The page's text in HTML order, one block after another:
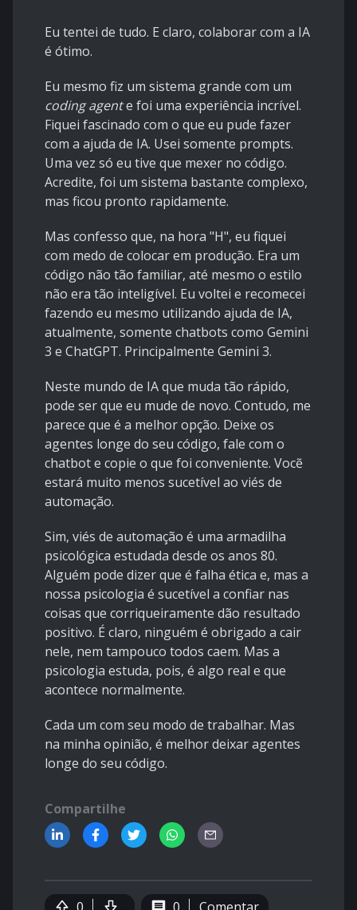
Eu tentei de tudo. E claro, colaborar com a IA
é ótimo.
Eu mesmo fiz um sistema grande com um
coding agente foi uma experiência incrível.
Fiquei fascinado com o que eu pude fazer
com a ajuda de IA. Usei somente prompts.
Uma vez só eu tive que mexer no código.
Acredite, foi um sistema bastante complexo,
mas ficou pronto rapidamente.
Mas confesso que, na hora "H", eu fiquei
com medo de colocar em produção. Era um
código não tão familiar, até mesmo o estilo
não era tão inteligível. Eu voltei e recomecei
fazendo eu mesmo utilizando ajuda de IA,
atualmente, somente chatbots como Gemini
3 e ChatGPT. Principalmente Gemini 3.
Neste mundo de IA que muda tão rápido,
pode ser que eu mude de novo. Contudo, me
parece que é a melhor opção. Deixe os
agentes longe do seu código, fale com o
chatbot e copie o que foi conveniente. Vocẽ
estará muito menos sucetível ao viés de
automação.
Sim, viés de automação é uma armadilha
psicológica estudada desde os anos 80.
Alguém pode dizer que é falha ética e, mas a
nossa psicologia é sucetível a confiar nas
coisas que corriqueiramente dão resultado
positivo. É claro, ninguém é obrigado a cair
nele, nem tampouco todos caem. Mas a
psicologia estuda, pois, é algo real e que
acontece normalmente.
Cada um com seu modo de trabalhar. Mas
na minha opinião, é melhor deixar agentes
longe do seu código.
Compartilhe